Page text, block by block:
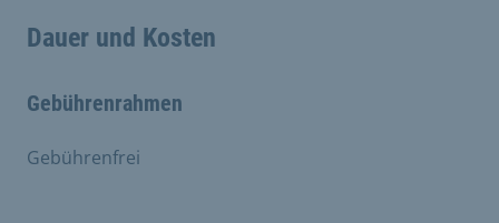
Dauer und Kosten
Gebührenrahmen
Gebührenfrei